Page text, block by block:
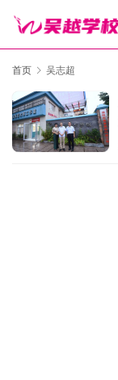
首页 吴志超